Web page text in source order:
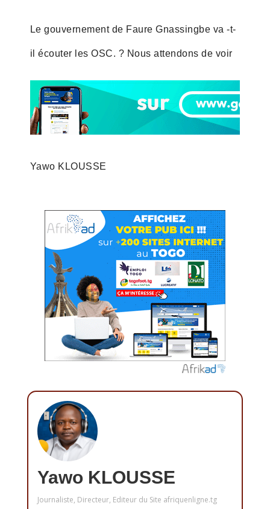
Le gouvernement de Faure Gnassingbe va -t-
il écouter les OSC. ? Nous attendons de voir
Yawo KLOUSSE
Yawo KLOUSSE
Journaliste, Directeur, Editeur du Site afriquenligne.tg